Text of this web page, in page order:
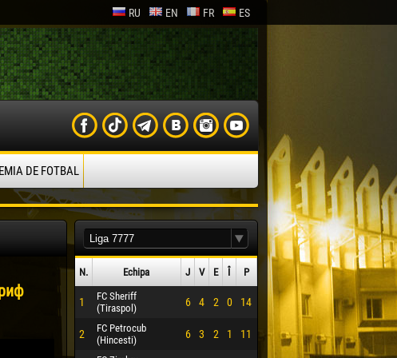
RU EN FR ES
DE FOTBAL
N. Echipa J V E Î P
1
FC Sheriff
(Tiraspol)
6 4 2 0 14
2
FC Petrocub
(Hincesti)
6 3 2 1 11